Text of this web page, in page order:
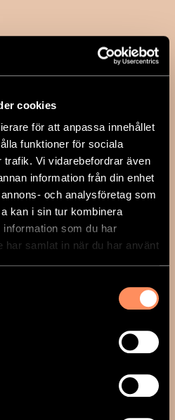
cookies
för att anpassa innehållet
funktioner för sociala
Vi vidarebefordrar även
information från din enhet
och analysföretag som
kan i sin tur kombinera
som du har
har samlat in när du har använt